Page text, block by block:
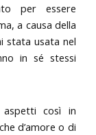
per essere
a causa della
stata usata nel
in sé stessi
così in
d’amore o di